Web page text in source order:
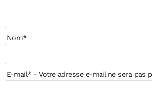
Nom*
E-mail*- Votre adresse e-mail ne sera pas